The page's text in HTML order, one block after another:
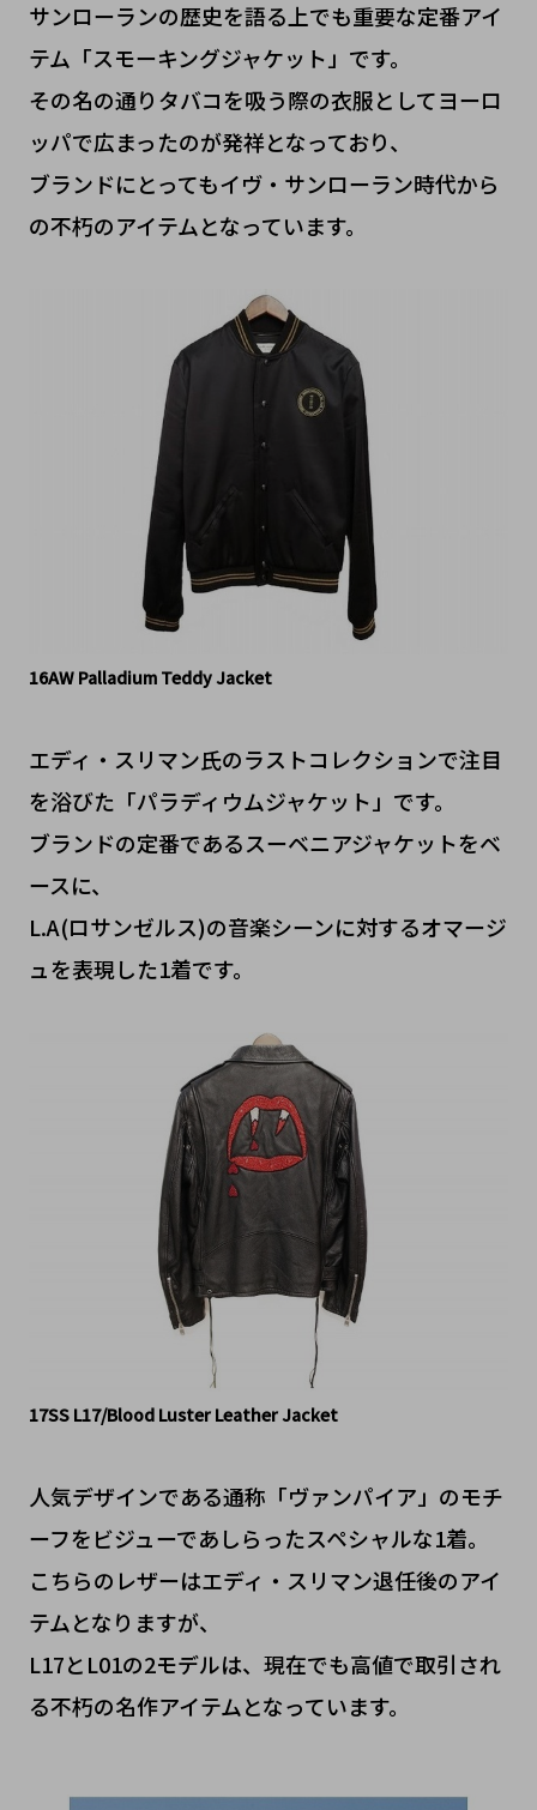
サンローランの歴史を語る上でも重要な定番アイ
テム「スモーキングジャケット」です。
その名の通りタバコを吸う際の衣服としてヨーロ
ッパで広まったのが発祥となっており、
ブランドにとってもイヴ・サンローラン時代から
の不朽のアイテムとなっています。
16AW Palladium Teddy Jacket
​エディ・スリマン氏のラストコレクションで注目
を浴びた「パラディウムジャケット」です。
ブランドの定番であるスーベニアジャケットをベ
ースに、
L.A(ロサンゼルス)の音楽シーンに対するオマージ
ュを表現した1着です。
17SS L17/Blood Luster Leather Jacket
​人気デザインである通称「ヴァンパイア」のモチ
ーフをビジューであしらったスペシャルな1着。
こちらのレザーはエディ・スリマン退任後のアイ
テムとなりますが、
L17とL01の2モデルは、現在でも高値で取引され
る不朽の名作アイテムとなっています。